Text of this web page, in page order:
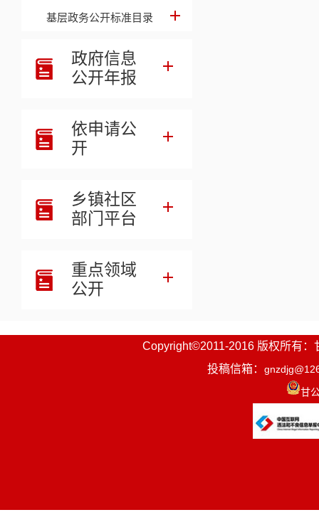
基层政务公开标准目录
政府信息
公开年报
依申请公
开
乡镇社区
部门平台
重点领域
公开
Copyright©2011-2016 版权所有：
投稿信箱：
甘